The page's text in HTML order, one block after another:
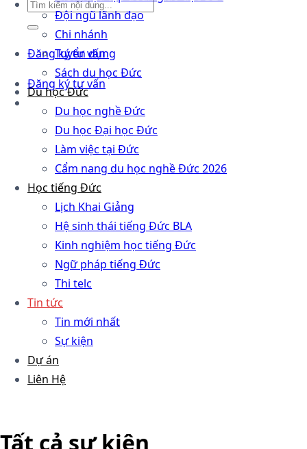
Đăng ký tư vấn
Đăng ký tư vấn
Đội ngũ lãnh đạo
Chi nhánh
Tuyển dụng
Sách du học Đức
Du học Đức
Du học nghề Đức
Du học Đại học Đức
Làm việc tại Đức
Cẩm nang du học nghề Đức 2026
Học tiếng Đức
Lịch Khai Giảng
Hệ sinh thái tiếng Đức BLA
Kinh nghiệm học tiếng Đức
Ngữ pháp tiếng Đức
Thi telc
Tin tức
Tin mới nhất
Sự kiện
Dự án
Liên Hệ
Tất cả sự kiện